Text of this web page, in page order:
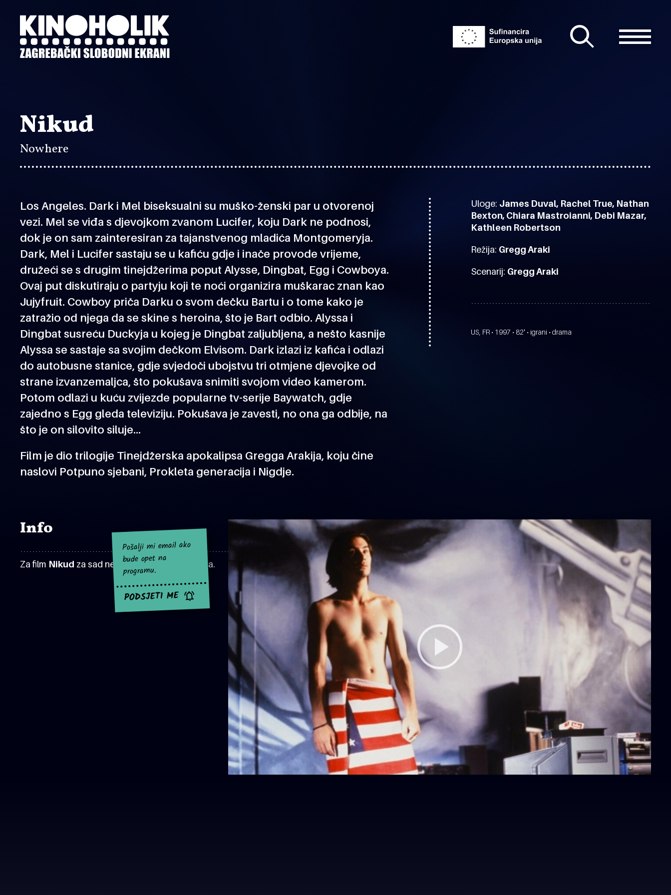
sadržaj
Nikud
Nowhere
Los Angeles. Dark i Mel biseksualni su muško-ženski par u otvorenoj
vezi. Mel se viđa s djevojkom zvanom Lucifer, koju Dark ne podnosi,
dok je on sam zainteresiran za tajanstvenog mladića Montgomeryja.
Dark, Mel i Lucifer sastaju se u kafiću gdje i inače provode vrijeme,
družeći se s drugim tinejdžerima poput Alysse, Dingbat, Egg i Cowboya.
Ovaj put diskutiraju o partyju koji te noći organizira muškarac znan kao
Jujyfruit. Cowboy priča Darku o svom dečku Bartu i o tome kako je
zatražio od njega da se skine s heroina, što je Bart odbio. Alyssa i
Dingbat susreću Duckyja u kojeg je Dingbat zaljubljena, a nešto kasnije
Alyssa se sastaje sa svojim dečkom Elvisom. Dark izlazi iz kafića i odlazi
do autobusne stanice, gdje svjedoči ubojstvu tri otmjene djevojke od
strane izvanzemaljca, što pokušava snimiti svojom video kamerom.
Potom odlazi u kuću zvijezde popularne tv-serije Baywatch, gdje
zajedno s Egg gleda televiziju. Pokušava je zavesti, no ona ga odbije, na
što je on silovito siluje…
Film je dio trilogije Tinejdžerska apokalipsa Gregga Arakija, koju čine
naslovi Potpuno sjebani, Prokleta generacija i Nigdje.
Uloge: James Duval, Rachel True, Nathan
Bexton, Chiara Mastroianni, Debi Mazar,
Kathleen Robertson
Režija: Gregg Araki
Scenarij: Gregg Araki
US, FR • 1997 • 82' • igrani • drama
Info
Za film Nikud za sad nema najavljenih projekcija.
Pošalji mi email ako
bude opet na
programu.
PODSJETI ME